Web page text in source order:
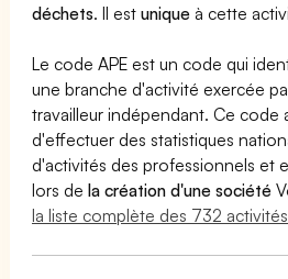
déchets. Il estunique à cette
Le code APE est un code qui
une branche d'activité exercée
travailleur indépendant. Ce code
d'effectuer des statistiques
d'activités des professionnels et
lors dela création d'une société
la liste complète des 732